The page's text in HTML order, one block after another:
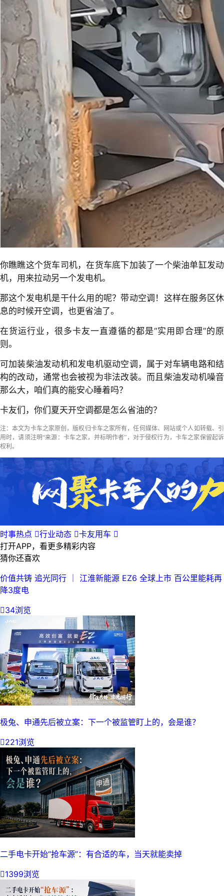
你瞧瞧这个货车司机，在货车底下加装了一个柴油单缸发动
机，用来拉动另一个发电机。
那这个发电机是干什么用的呢？带动空调！这样在服务区休
息的时候开空调，也更省油了。
在货运行业，很多卡友一直遵循的都是“实用即合理”的原
则。
可加装柴油发动机和发电机驱动空调，属于对车辆电路和结
构的改动，通常也会被视为非法改装。而且柴油发动机噪音
那么大，咱们真的能安心睡着吗？
卡友们，你们夏天开空调都是怎么省油的？
注：本文为卡车之家原创，版权归卡车之家所有，任何媒体、网站或个人如转载、引
用时，请须注明“来源：卡车之家，并标明作者”，对于侵权行为，卡车之家保留起诉
权利。
时事热点 行业动态 卡友用车 
打开APP，看更多精彩内容
猜你还喜欢
价值共铸 追光同行 ｜ 江淮新能源 EZ6 全球上市 百公里能耗再
降3度电
34浏览
极兔、申通先后被立案：下一个被监管盯上的，会是谁？
221浏览
二手电卡开始“抢车源”：有合适的车，当天就能卖掉
1399浏览